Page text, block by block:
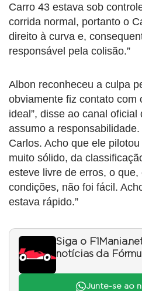
Carro 43 estava sob
corrida normal, portanto o
direito à curva e,
responsável pela colisão.”
Albon reconheceu a culpa
obviamente fiz contato com
ideal”, disse ao canal oficial
assumo a
Carlos. Acho que ele
muito sólido, da
esteve livre de erros, o
condições, não foi fácil.
estava rápido.”
Siga o
notícias da
Junte-se ao